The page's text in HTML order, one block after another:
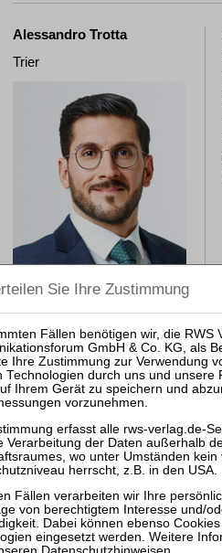
Alessandro Trotta
Trier
Veranstaltungen bei RWS
25.11.2026: Mitarbeiter-Webinar
16.03.2026: Zertifizierte/r
zurück